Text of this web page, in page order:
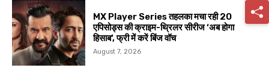
MX Player Series तहलका मचा रही 20
एपिसोड्स की क्राइम-थ्रिलर सीरीज ‘अब होगा
हिसाब’, फ्री में करें बिंज वॉच
August 7, 2026